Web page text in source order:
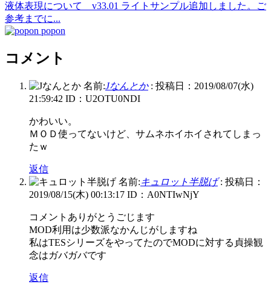
液体表現について v33.01 ライトサンプル追加しました。ご
参考までに...
popon
コメント
名前:Jなんとか: 投稿日：2019/08/07(水)
21:59:42 ID：U2OTU0NDI
かわいい。
ＭＯＤ使ってないけど、サムネホイホイされてしまっ
たｗ
返信
名前:キュロット半脱げ: 投稿日：
2019/08/15(木) 00:13:17 ID：A0NTIwNjY
コメントありがとうごじます
MOD利用は少数派なかんじがしますね
私はTESシリーズをやってたのでMODに対する貞操観
念はガバガバです
返信